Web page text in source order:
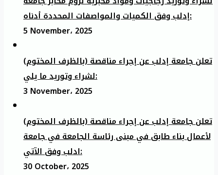
إدلب وفق الكميات والمواصفات المحددة أدناه:
5 November، 2025
تعلن جامعة إدلب عن إجراء مناقصة (بالظرف المختوم)
لشراء وتوريد ما يلي:
3 November، 2025
تعلن جامعة إدلب عن إجراء مناقصة (بالظرف المختوم)
لأعمال بناء طابق في مبنى رئاسة الجامعة في جامعة
ادلب وفق الآتي:
30 October، 2025